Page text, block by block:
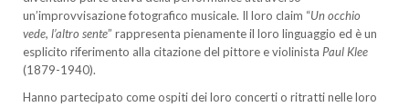
un’improvvisazione fotografico musicale. Il loro claim “Un occhio
vede, l’altro sente” rappresenta pienamente il loro linguaggio ed è un
esplicito riferimento alla citazione del pittore e violinista Paul Klee
(1879-1940).
Hanno partecipato come ospiti dei loro concerti o ritratti nelle loro